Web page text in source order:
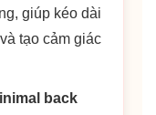
giúp kéo dài
tạo cảm giác
back